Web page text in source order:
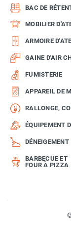
BAC DE
MOBILIER
ARMOIRE
GAINE D'AIR
FUMISTERIE
APPAREIL DE
RALLONGE,
ÉQUIPEMENT
DÉNEIGEMENT
BARBECUE ET
FOUR À PIZZA